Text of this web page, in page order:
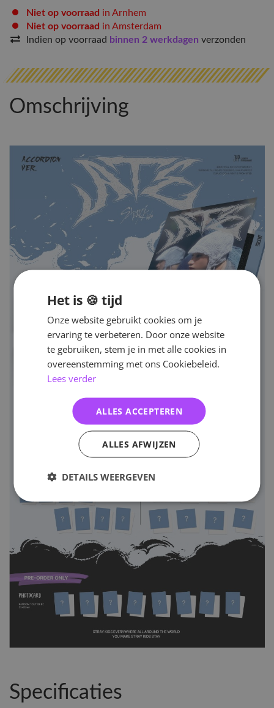
Niet op voorraad in Arnhem
Niet op voorraad in Amsterdam
Indien op voorraad binnen 2 werkdagen verzonden
Omschrijving
Specificaties
Het is 🍪 tijd
Onze website gebruikt cookies om je
ervaring te verbeteren. Door onze website
te gebruiken, stem je in met alle cookies in
overeenstemming met ons Cookiebeleid.
Lees verder
ALLES ACCEPTEREN
ALLES AFWIJZEN
DETAILS WEERGEVEN